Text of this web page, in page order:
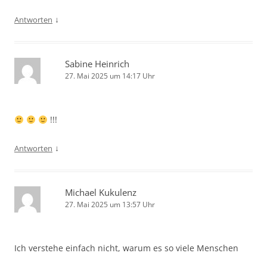
Antworten ↓
Sabine Heinrich
27. Mai 2025 um 14:17 Uhr
!!!
Antworten ↓
Michael Kukulenz
27. Mai 2025 um 13:57 Uhr
Ich verstehe einfach nicht, warum es so viele Menschen